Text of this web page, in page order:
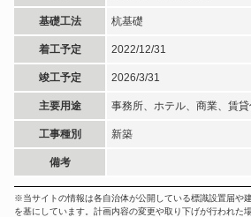
基礎工法 杭基礎
着工予定 2022/12/31
竣工予定 2026/3/31
主要用途 事務所、ホテル、商業、賃
工事種別 新築
備考
※当サイトの情報は各自治体が公開している標識設置届や
を基にしています。計画内容の変更や取り下げが行われた